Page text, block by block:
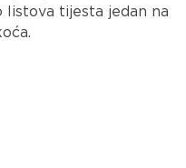
listova tijesta jedan na